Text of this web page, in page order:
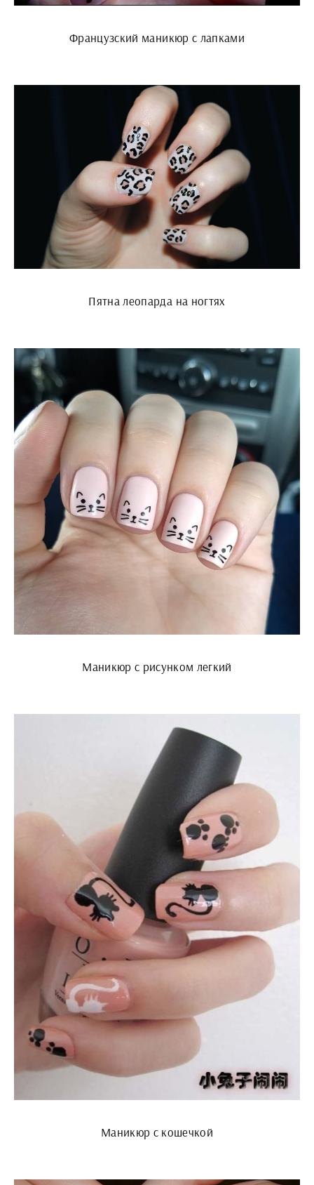
Французский маникюр с лапками
Пятна леопарда на ногтях
Маникюр с рисунком легкий
Маникюр с кошечкой